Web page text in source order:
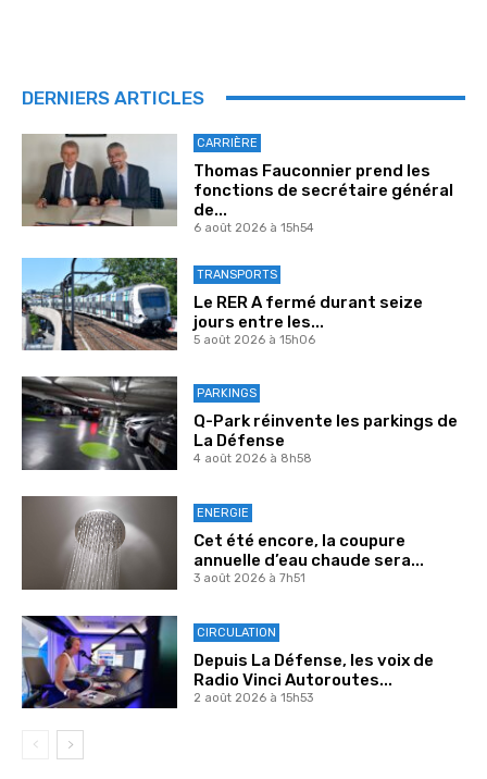
DERNIERS ARTICLES
CARRIÈRE
Thomas Fauconnier prend les
fonctions de secrétaire général
de...
6 août 2026 à 15h54
TRANSPORTS
Le RER A fermé durant seize
jours entre les...
5 août 2026 à 15h06
PARKINGS
Q-Park réinvente les parkings de
La Défense
4 août 2026 à 8h58
ENERGIE
Cet été encore, la coupure
annuelle d’eau chaude sera...
3 août 2026 à 7h51
CIRCULATION
Depuis La Défense, les voix de
Radio Vinci Autoroutes...
2 août 2026 à 15h53